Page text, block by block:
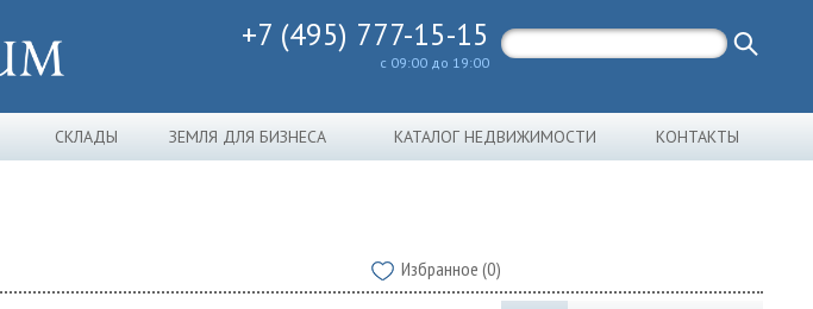
+7 (495) 777-15-15
с 09:00 до 19:00
СКЛАДЫ ЗЕМЛЯ ДЛЯ БИЗНЕСА КАТАЛОГ НЕДВИЖИМОСТИ КОНТАКТЫ
Избранное (0)